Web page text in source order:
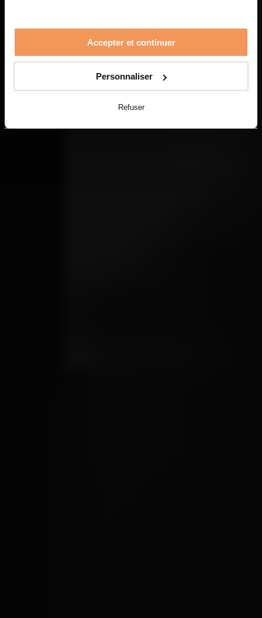
Accepter et continuer
Personnaliser
Refuser